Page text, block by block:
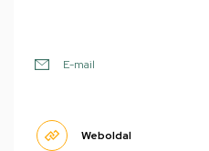
E-mail
Weboldal